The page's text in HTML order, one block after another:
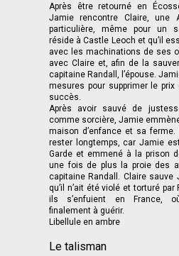
Après être retourné en
Jamie rencontre Claire, une
particulière, même pour un
réside à Castle Leoch et qu’il
avec les machinations de ses
avec Claire et, afin de la
capitaine Randall, l’épouse.
mesures pour supprimer le
succès.
Après avoir sauvé de
comme sorcière, Jamie
maison d’enfance et sa
rester longtemps, car Jamie
Garde et emmené à la prison
une fois de plus la proie des
capitaine Randall. Claire
qu’il n’ait été violé et torturé par
ils s’enfuient en France,
finalement à guérir.
Libellule en ambre
Le talisman